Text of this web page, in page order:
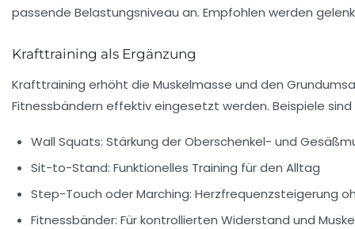
passende Belastungsniveau an. Empfohlen werden
Krafttraining als Ergänzung
Krafttraining erhöht die Muskelmasse und den
Fitnessbändern effektiv eingesetzt werden. Beispiele
Wall Squats: Stärkung der Oberschenkel- und
Sit-to-Stand: Funktionelles Training für den Alltag
Step-Touch oder Marching: Herzfrequenzsteigerung
Fitnessbänder: Für kontrollierten Widerstand und